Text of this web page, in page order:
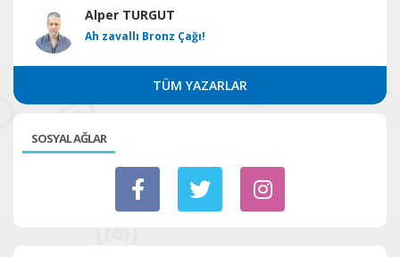
Alper TURGUT
Ah zavallı Bronz Çağı!
TÜM YAZARLAR
SOSYAL AĞLAR